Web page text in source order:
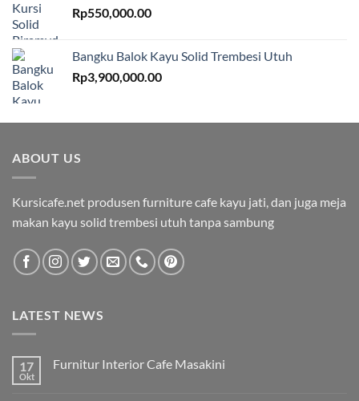
Rp550,000.00
Bangku Balok Kayu Solid Trembesi Utuh
Rp3,900,000.00
ABOUT US
Kursicafe.net produsen furniture cafe kayu jati, dan juga meja
makan kayu solid trembesi utuh tanpa sambung
LATEST NEWS
17
Okt
Furnitur Interior Cafe Masakini